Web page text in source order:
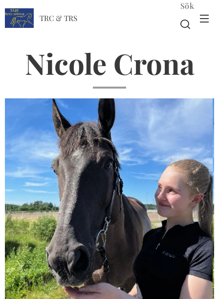
TRC & TRS
Sök
Nicole Crona